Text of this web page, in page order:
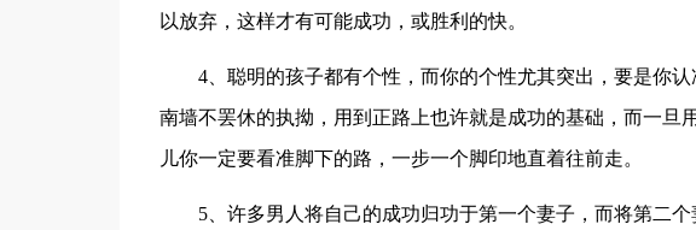
以放弃，这样才有可能成功，或胜利的快。
4、聪明的孩子都有个性，而你的个性尤其突出，要是你
南墙不罢休的执拗，用到正路上也许就是成功的基础，而一旦
儿你一定要看准脚下的路，一步一个脚印地直着往前走。
5、许多男人将自己的成功归功于第一个妻子，而将第二个